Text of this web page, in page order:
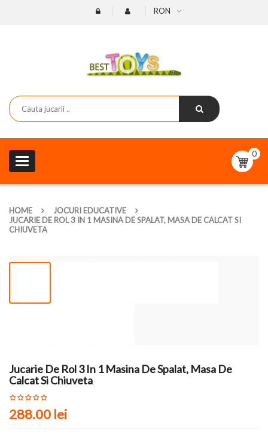
RON
Toggle
navigation
0
HOME
JOCURI EDUCATIVE
JUCARIE DE ROL 3 IN 1 MASINA DE SPALAT, MASA DE CALCAT SI
CHIUVETA
Jucarie De Rol 3 In 1 Masina De Spalat, Masa De
Calcat Si Chiuveta
288.00 lei